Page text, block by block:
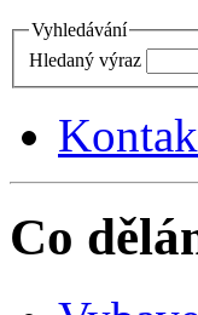
Vyhledávání
Hledaný výraz
Co